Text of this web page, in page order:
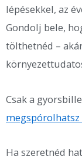
lépésekkel, az
Gondolj bele,
tölthetnéd –
Csak a
megspórolhatsz
Ha szeretnéd